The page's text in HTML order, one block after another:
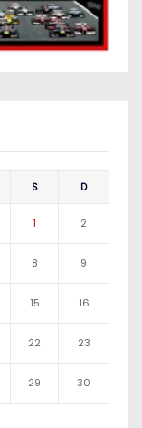
S D
1 2
8 9
15 16
22 23
29 30